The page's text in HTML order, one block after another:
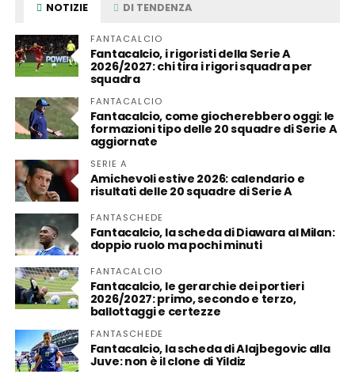
NOTIZIE DI TENDENZA
FANTACALCIO
Fantacalcio, i rigoristi della Serie A
2026/2027: chi tira i rigori squadra per
squadra
FANTACALCIO
Fantacalcio, come giocherebbero oggi: le
formazioni tipo delle 20 squadre di Serie A
aggiornate
SERIE A
Amichevoli estive 2026: calendario e
risultati delle 20 squadre di Serie A
FANTASCHEDE
Fantacalcio, la scheda di Diawara al Milan:
doppio ruolo ma pochi minuti
FANTACALCIO
Fantacalcio, le gerarchie dei portieri
2026/2027: primo, secondo e terzo,
ballottaggi e certezze
FANTASCHEDE
Fantacalcio, la scheda di Alajbegovic alla
Juve: non è il clone di Yildiz